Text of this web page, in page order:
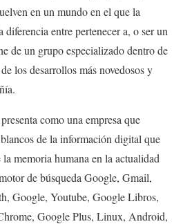
en un mundo en el que la
entre pertenecer a, o ser un
de un grupo especializado dentro de
los desarrollos más novedosos y
como una empresa que
de la información digital que
memoria humana en la actualidad
de búsqueda Google, Gmail,
Google, Youtube, Google Libros,
Google Plus, Linux, Android,